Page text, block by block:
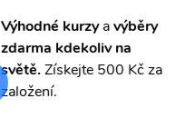
Výhodné kurzyavýběry
zdarma kdekoliv na
světě.Získejte 500 Kč za
založení.